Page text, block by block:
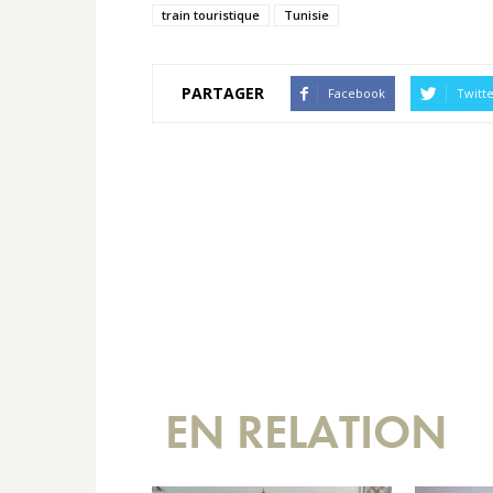
train touristique Tunisie
PARTAGER Facebook
EN RELATION